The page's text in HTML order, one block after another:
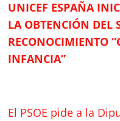
UNICEF ESPAÑA
LA OBTENCIÓN DEL
RECONOCIMIENTO
INFANCIA”
El PSOE pide a la